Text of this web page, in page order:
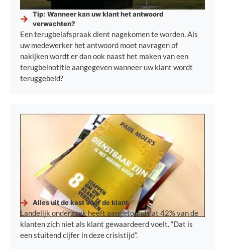
Tip: Wanneer kan uw klant het antwoord
verwachten?
Een terugbelafspraak dient nagekomen te worden. Als
uw medewerker het antwoord moet navragen of
nakijken wordt er dan ook naast het maken van een
terugbelnotitie aangegeven wanneer uw klant wordt
teruggebeld?
Alles uit de kast voor de klant
Landelijk onderzoek heeft aangetoond dat 42% van de
klanten zich niet als klant gewaardeerd voelt. “Dat is
een stuitend cijfer in deze crisistijd”.